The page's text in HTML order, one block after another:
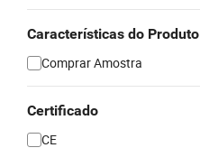
Características do Produto
Comprar Amostra
Certificado
CE